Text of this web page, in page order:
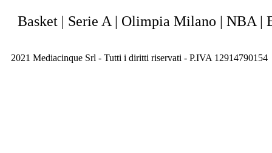
Basket | Serie A | Olimpia Milano | NBA |
2021 Mediacinque Srl - Tutti i diritti riservati - P.IVA 12914790154